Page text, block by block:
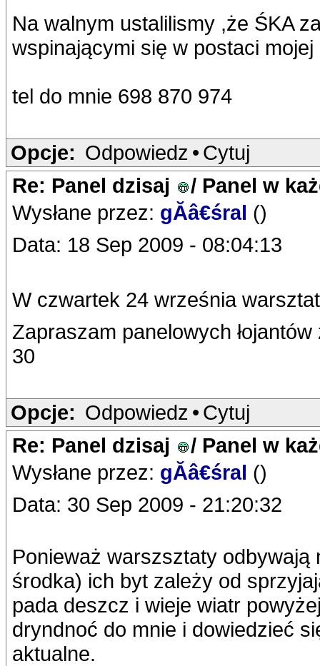
Na walnym ustalilismy ,że ŚKA
wspinającymi się w postaci
tel do mnie 698 870 974
Opcje: Odpowiedz • Cytuj
Re: Panel dzisaj
/ Panel w
Wysłane przez: gĂâ€śral ()
Data: 18 Sep 2009 - 08:04:13
W czwartek 24 września
Zapraszam panelowych
30
Opcje: Odpowiedz • Cytuj
Re: Panel dzisaj
/ Panel w
Wysłane przez: gĂâ€śral ()
Data: 30 Sep 2009 - 21:20:32
Ponieważ warszsztaty
środka) ich byt zależy od
pada deszcz i wieje wiatr
dryndnoć do mnie i dowiedzieć
aktualne.